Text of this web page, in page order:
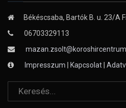
Békéscsaba, Bartók B. u. 23/A
06703329113
Impresszum
Kapcsolat